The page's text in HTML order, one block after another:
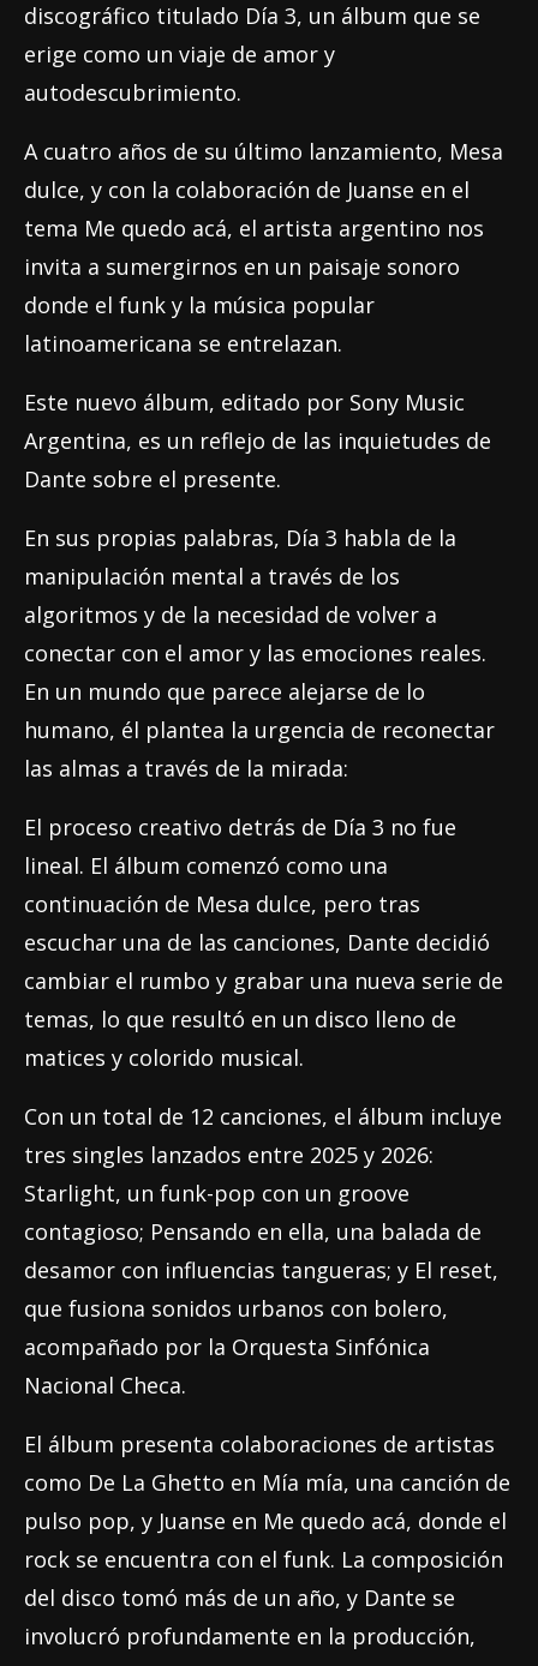
discográfico titulado Día 3, un álbum que se
erige como un viaje de amor y
autodescubrimiento.
A cuatro años de su último lanzamiento, Mesa
dulce, y con la colaboración de Juanse en el
tema Me quedo acá, el artista argentino nos
invita a sumergirnos en un paisaje sonoro
donde el funk y la música popular
latinoamericana se entrelazan.
Este nuevo álbum, editado por Sony Music
Argentina, es un reflejo de las inquietudes de
Dante sobre el presente.
En sus propias palabras, Día 3 habla de la
manipulación mental a través de los
algoritmos y de la necesidad de volver a
conectar con el amor y las emociones reales.
En un mundo que parece alejarse de lo
humano, él plantea la urgencia de reconectar
las almas a través de la mirada:
El proceso creativo detrás de Día 3 no fue
lineal. El álbum comenzó como una
continuación de Mesa dulce, pero tras
escuchar una de las canciones, Dante decidió
cambiar el rumbo y grabar una nueva serie de
temas, lo que resultó en un disco lleno de
matices y colorido musical.
Con un total de 12 canciones, el álbum incluye
tres singles lanzados entre 2025 y 2026:
Starlight, un funk-pop con un groove
contagioso; Pensando en ella, una balada de
desamor con influencias tangueras; y El reset,
que fusiona sonidos urbanos con bolero,
acompañado por la Orquesta Sinfónica
Nacional Checa.
El álbum presenta colaboraciones de artistas
como De La Ghetto en Mía mía, una canción de
pulso pop, y Juanse en Me quedo acá, donde el
rock se encuentra con el funk. La composición
del disco tomó más de un año, y Dante se
involucró profundamente en la producción,